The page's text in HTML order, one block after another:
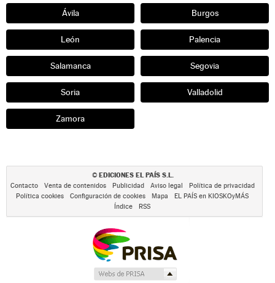
Ávila Burgos
León Palencia
Salamanca Segovia
Soria Valladolid
Zamora
© EDICIONES EL PAÍS S.L.
Contacto Venta de contenidos Publicidad Aviso legal
Política de privacidad
Política cookies
Configuración de cookies Mapa
EL PAÍS en KIOSKOyMÁS
Índice
RSS